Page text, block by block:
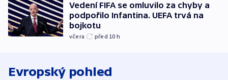
Vedení FIFA se omluvilo za chyby a
podpořilo Infantina. UEFA trvá na
bojkotu
včera před 10 h
Evropský pohled